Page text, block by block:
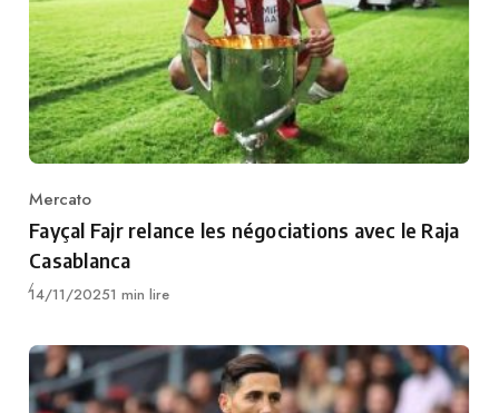
Category
Mercato
Fayçal Fajr relance les négociations avec le Raja
Casablanca
Publié
14/11/20251 min lire